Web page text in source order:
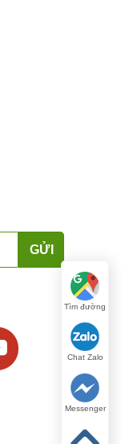
Tìm đường
Chat Zalo
Messenger